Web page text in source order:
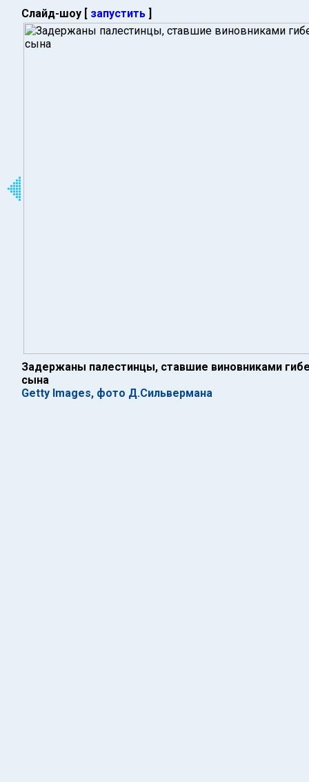
Слайд-шоу [ запустить ]
Задержаны палестинцы, ставшие виновниками
сына
Getty Images, фото Д.Сильвермана